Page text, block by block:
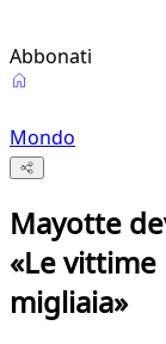
Abbonati
Mondo
Mayotte
«Le
migliaia»